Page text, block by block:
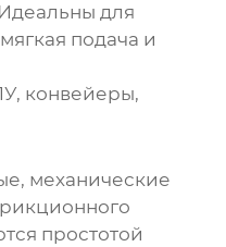
для
подача и
конвейеры,
механические
простотой